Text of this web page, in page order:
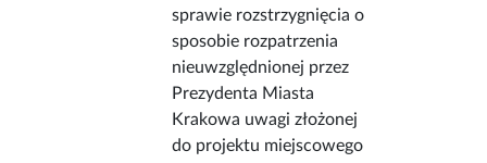
sprawie rozstrzygnięcia o
sposobie rozpatrzenia
nieuwzględnionej przez
Prezydenta Miasta
Krakowa uwagi złożonej
do projektu miejscowego